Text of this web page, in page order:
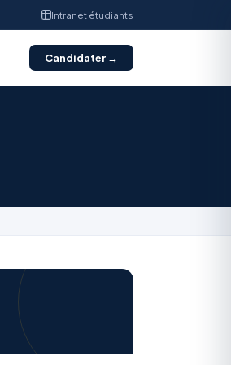
Intranet étudiants
Candidater →